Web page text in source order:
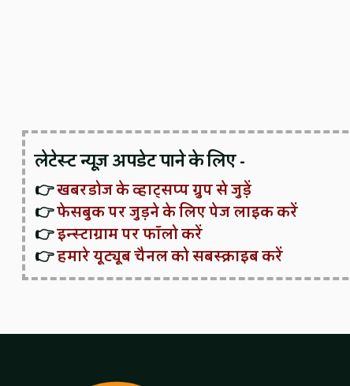
लेटेस्ट न्यूज़ अपडेट पाने के लिए -
👉खबरडोज के व्हाट्सप्प ग्रुप से जुड़ें
👉फेसबुक पर जुड़ने के लिए पेज लाइक करें
👉इन्स्टाग्राम पर फॉलो करें
👉हमारे यूट्यूब चैनल को सबस्क्राइब करें